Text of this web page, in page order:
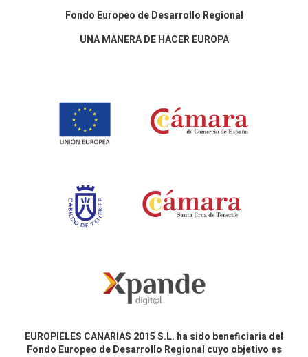
Fondo Europeo de Desarrollo Regional
UNA MANERA DE HACER EUROPA
EUROPIELES CANARIAS 2015 S.L. ha sido beneficiaria del
Fondo Europeo de Desarrollo Regional cuyo objetivo es